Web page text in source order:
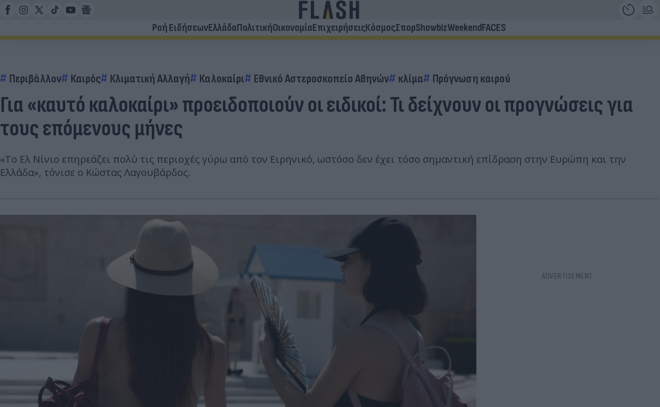
Ροή ΕιδήσεωνΕλλάδαΠολιτικήΟικονομίαΕπιχειρήσειςΚόσμοςΣπορShowbizWeekendFACES
Περιβάλλον Καιρός Κλιματική Αλλαγή Καλοκαίρι Εθνικό Αστεροσκοπείο Αθηνών κλίμα Πρόγνωση καιρού
Για «καυτό καλοκαίρι» προειδοποιούν οι ειδικοί: Τι δείχνουν οι προγνώσεις για
τους επόμενους μήνες
«Το Ελ Νίνιο επηρεάζει πολύ τις περιοχές γύρω από τον Ειρηνικό, ωστόσο δεν έχει τόσο σημαντική επίδραση στην Ευρώπη και την
Ελλάδα», τόνισε ο Κώστας Λαγουβάρδος.